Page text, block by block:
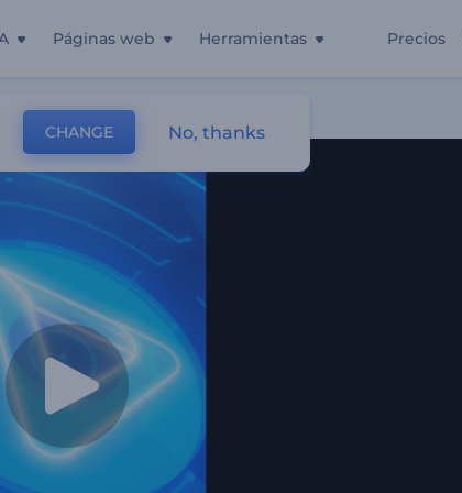
Páginas web Herramientas Precios
CHANGE No, thanks